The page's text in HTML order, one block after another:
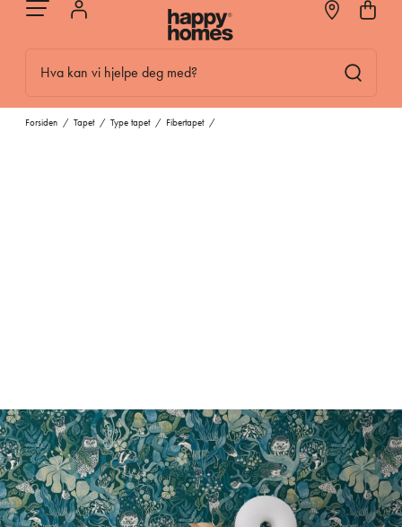
Hva kan vi hjelpe deg med?
Forsiden / Tapet / Type tapet / Fibertapet /